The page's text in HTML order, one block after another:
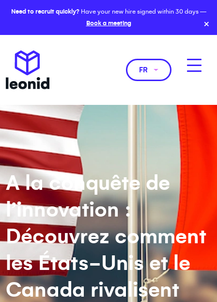
Need to recruit quickly?Have your new hire signed within 30 days —
Book a meeting
×
FR
A la conquête de
l’innovation :
Découvrez comment
les États-Unis et le
Canada rivalisent